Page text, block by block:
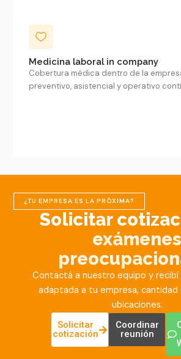
Medicina laboral in company
Cobertura médica dentro de la
preventivo, asistencial y operativo
¿TU EMPRESA ES LA PRÓXIMA?
Solicitar
exámenes
Contactá a nuestro equipo y recibí
adaptada a tu empresa, cantidad
ubicaciones.
Solicitar
cotización
Coordinar
reunión